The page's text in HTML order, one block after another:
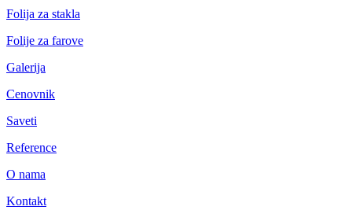
Folija za stakla
Folije za farove
Galerija
Cenovnik
Saveti
Reference
O nama
Kontakt